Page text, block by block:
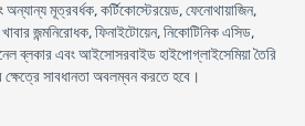
মূত্রবর্ধক, কর্টিকোস্টেরয়েড, ফেনোথায়াজিন,
জন্মনিরোধক, ফিনাইটোয়েন, নিকোটিনিক এসিড,
ব্লকার এবং আইসোসরবাইড হাইপোগ্লাইসেমিয়া তৈরি
সাবধানতা অবলম্বন করতে হবে।